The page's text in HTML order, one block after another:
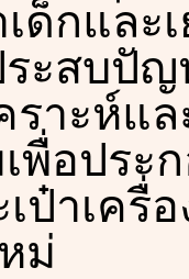
ด็กและ
ระสบปั
ราะห์
พื่อปร
ป๋าเครื่
ม่